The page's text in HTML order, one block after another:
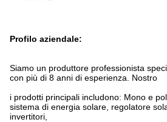
Profilo aziendale:
Siamo un produttore professionista
con più di 8 anni di esperienza. Nostro
i prodotti principali includono: Mono e
sistema di energia solare, regolatore
invertitori,